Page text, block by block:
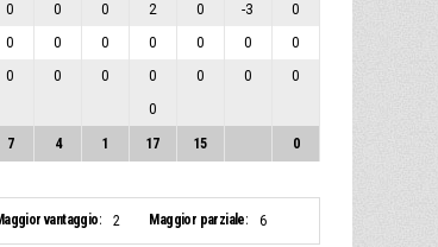
0 0 0 2 0 -3 0
0 0 0 0 0 0 0
0 0 0 0 0 0
0
0
7 4 1 17 15 0
vantaggio: 2 Maggior parziale: 6